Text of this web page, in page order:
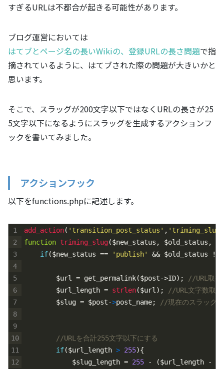
すぎるURLは不都合が起きる可能性があります。
ブログ運営においては
はてブとページ名の長いWikiの、登録URLの長さ問題で指
摘されているように、はてブされた際の問題が大きいかと
思います。
そこで、スラッグが200文字以下ではなくURLの長さが25
5文字以下になるようにスラッグを生成するアクションフ
ックを書いてみました。
アクションフック
以下をfunctions.phpに記述します。
1
2
3
4
5
6
7
8
9
10
11
12
add_action( 'transition_post_status' , 'triming_slug'
function triming_slug($new_status , $old_status ,
if($new_status == 'publish' && $old_status
		$url = get_permalink($post->ID);
//URL取得
$url_length = strlen($url) ;
//URL文字数取得
$slug = $post->post_name; //現在のスラッグ
//URLを合計255文字以下にする
if($url_length > 255){
$slug_length = 255 - ($url_length -